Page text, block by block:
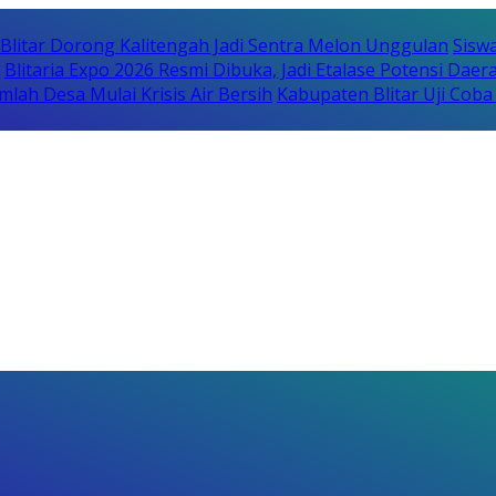
Dorong Kalitengah Jadi Sentra Melon Unggulan
Blitaria Expo 2026 Resmi Dibuka, Jadi Etalase Potensi
Desa Mulai Krisis Air Bersih Kabupaten Blitar Uji